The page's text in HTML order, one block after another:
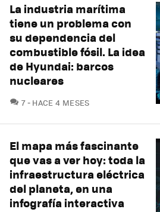
La industria marítima
tiene un problema con
su dependencia del
combustible fósil. La idea
de Hyundai: barcos
nucleares
7COMENTARIOS
HACE 4 MESES
El mapa más fascinante
que vas a ver hoy: toda la
infraestructura eléctrica
del planeta, en una
infografía interactiva